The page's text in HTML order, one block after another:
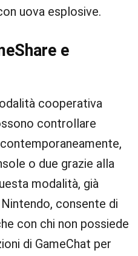
uova esplosive.
e
cooperativa
controllare
o due grazie alla
modalità, già
consente di
con chi non possiede
di GameChat per